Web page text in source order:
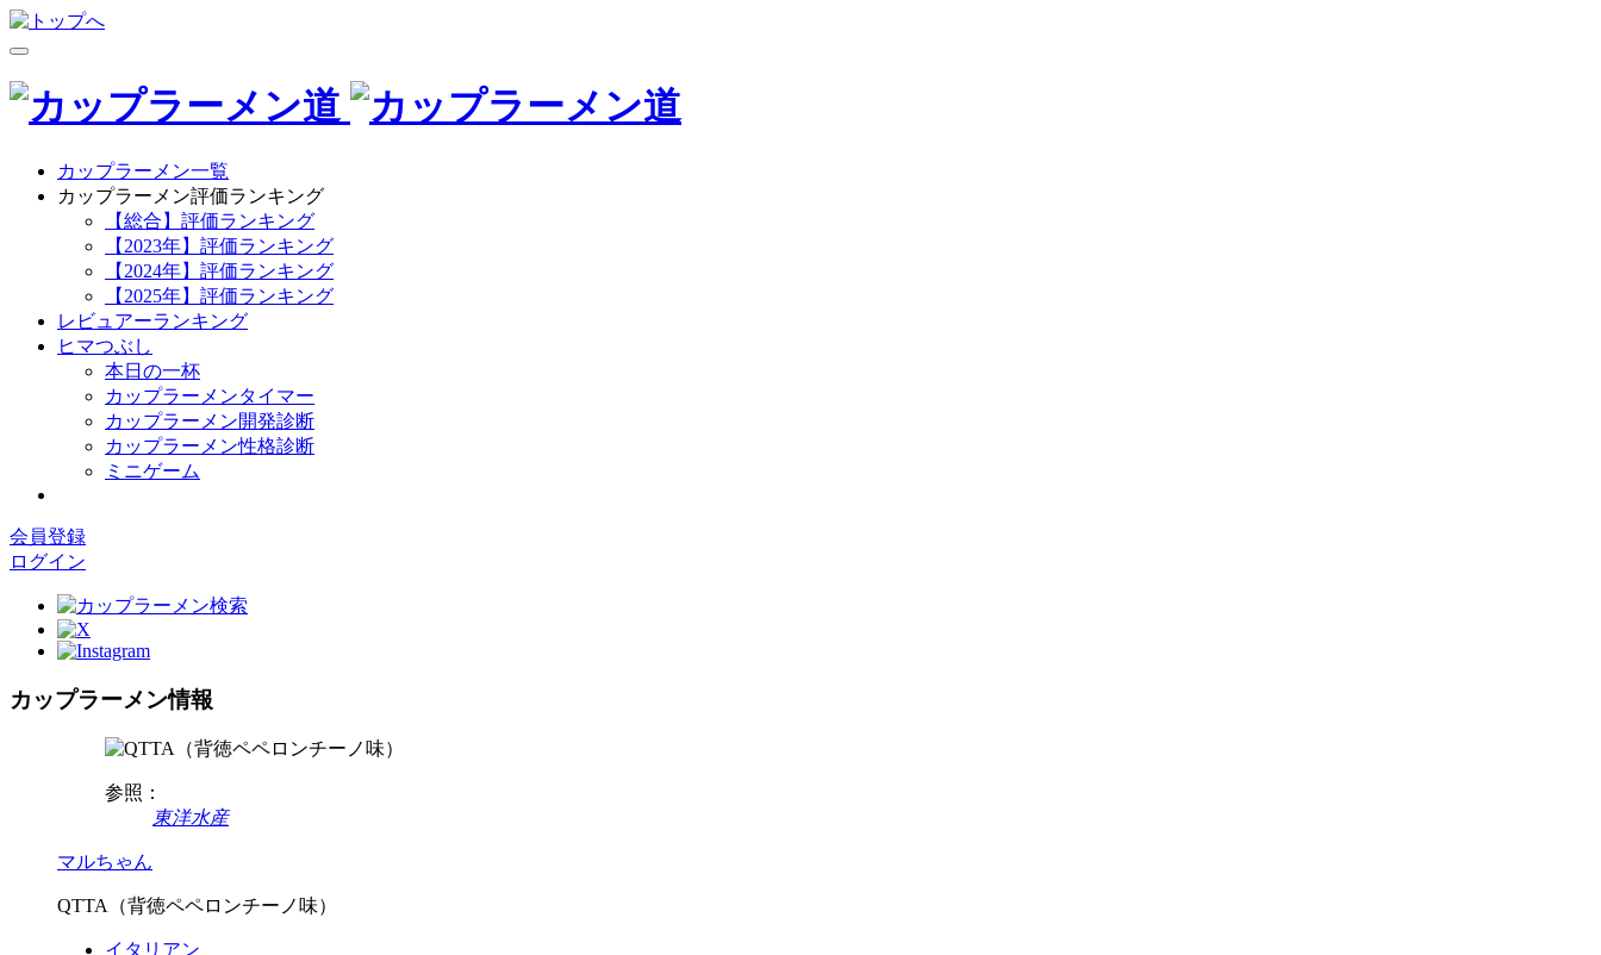
カップラーメン一覧
カップラーメン評価ランキング
【総合】評価ランキング
【2023年】評価ランキング
【2024年】評価ランキング
【2025年】評価ランキング
レビュアーランキング
ヒマつぶし
本日の一杯
カップラーメンタイマー
カップラーメン開発診断
カップラーメン性格診断
ミニゲーム
会員登録
ログイン
カップラーメン情報
参照：
東洋水産
マルちゃん
QTTA（背徳ペペロンチーノ味）
イタリアン